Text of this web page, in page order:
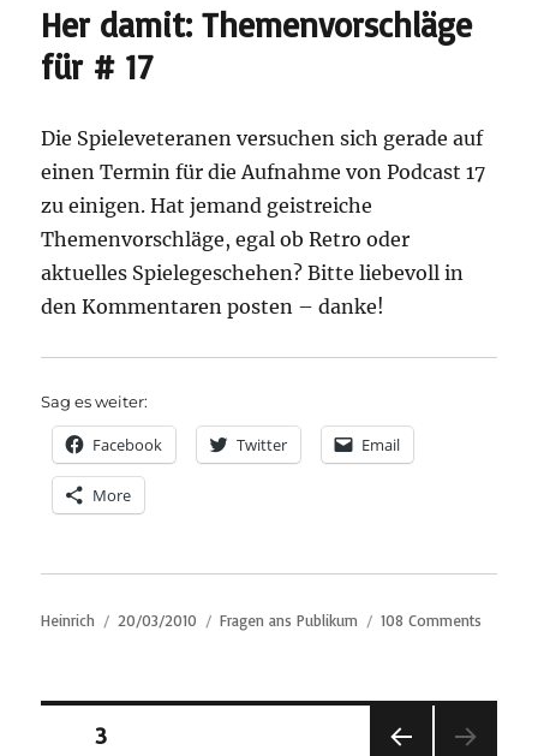
Her damit: Themenvorschläge
für # 17
Die Spieleveteranen versuchen sich gerade auf
einen Termin für die Aufnahme von Podcast 17
zu einigen. Hat jemand geistreiche
Themenvorschläge, egal ob Retro oder
aktuelles Spielegeschehen? Bitte liebevoll in
den Kommentaren posten – danke!
Sag es weiter:
Facebook Twitter Email
More
Author
Heinrich
Posted
20/03/2010 Categories
Fragen ans Publikum 108 Comments
Posts
PAGE3